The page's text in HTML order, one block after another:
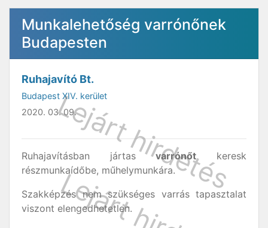
Munkalehetőség varrónőnek
Budapesten
Ruhajavító Bt.
Budapest XIV. kerület
2020. 03. 09.
Ruhajavításban jártas varrónőtkeresk
részmunkaídőbe, műhelymunkára.
Szakképzés nem szükséges varrás tapasztalat
viszont elengedhetetlen.